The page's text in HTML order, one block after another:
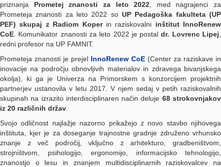
priznanja Prometej znanosti za leto 2022 , med nagrajenci za
Prometeja znanosti za leto 2022 so UP Pedagoška fakulteta (UP
PEF) skupaj z Radiom Koper in raziskovalni inštitut InnoRenew
CoE . Komunikator znanosti za leto 2022 je postaldr. Lovrenc Lipej
redni profesor na UP FAMNIT.
Prometeja znanosti je prejel InnoRenew CoE (Center za raziskave in
inovacije na področju obnovljivih materialov in zdravega bivanjskega
okolja), ki ga je Univerza na Primorskem s konzorcijem projektnih
partnerjev ustanovila v letu 2017. V njem sedaj v petih raziskovalnih
skupinah na izrazito interdisciplinaren način deluje 68 strokovnjakov
iz 20 različnih držav
Svojo odličnost najlažje nazorno prikažejo z novo stavbo njihovega
inštituta, kjer je za doseganje trajnostne gradnje združeno vrhunsko
znanje z več področij, vključno z arhitekturo, gradbeništvom,
strojništvom, psihologijo, ergonomijo, informacijsko tehnologijo,
znanostjo o lesu in znanjem multidisciplinarnih raziskovalcev na